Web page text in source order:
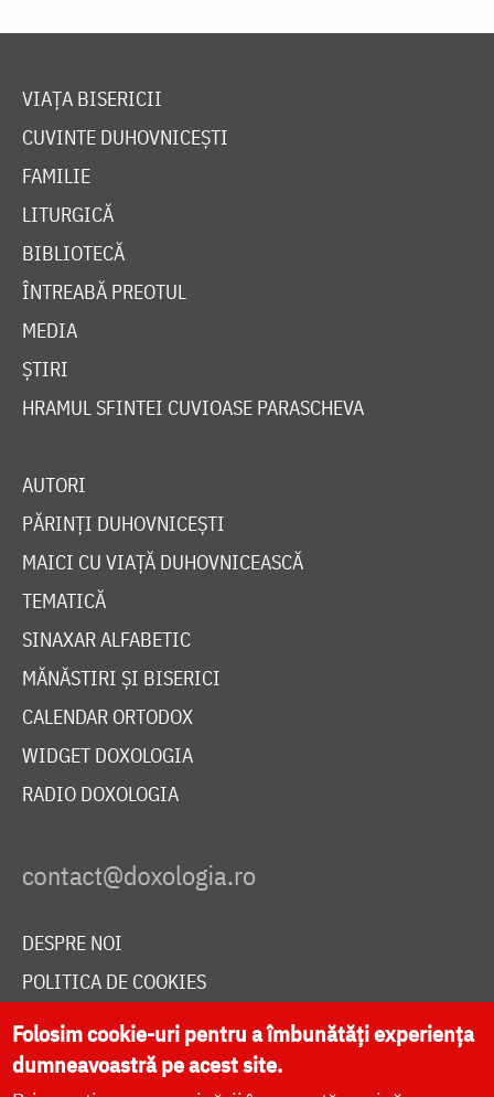
VIAȚA BISERICII
CUVINTE DUHOVNICEȘTI
FAMILIE
LITURGICĂ
BIBLIOTECĂ
ÎNTREABĂ PREOTUL
MEDIA
ȘTIRI
HRAMUL SFINTEI CUVIOASE PARASCHEVA
AUTORI
PĂRINȚI DUHOVNICEȘTI
MAICI CU VIAȚĂ DUHOVNICEASCĂ
TEMATICĂ
SINAXAR ALFABETIC
MĂNĂSTIRI ȘI BISERICI
CALENDAR ORTODOX
WIDGET DOXOLOGIA
RADIO DOXOLOGIA
DESPRE NOI
POLITICA DE COOKIES
DONEAZĂ ONLINE PENTRU CATEDRALA NAȚIONALĂ
Folosim cookie-uri pentru a îmbunătăți experiența
dumneavoastră pe acest site.